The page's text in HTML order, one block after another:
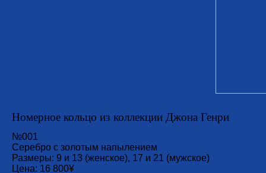
Номерное кольцо из коллекции Джона Генри
№001
Серебро с золотым напылением
Размеры: 9 и 13 (женское), 17 и 21 (мужское)
Цена: 16 800¥